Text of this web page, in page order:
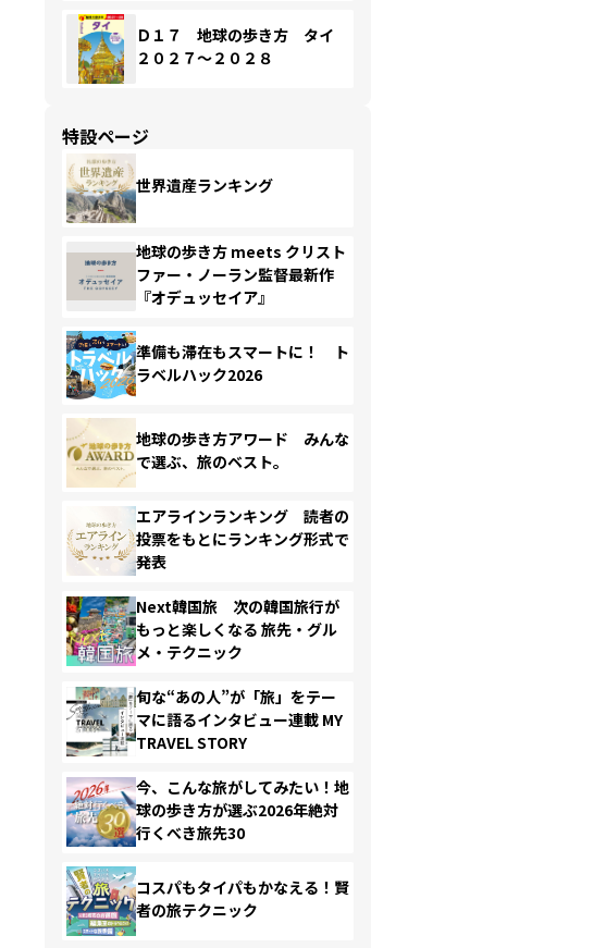
Ｄ１７ 地球の歩き方 タイ
２０２７～２０２８
特設ページ
世界遺産ランキング
地球の歩き方 meets クリスト
ファー・ノーラン監督最新作
『オデュッセイア』
準備も滞在もスマートに！ ト
ラベルハック2026
地球の歩き方アワード みんな
で選ぶ、旅のベスト。
エアラインランキング 読者の
投票をもとにランキング形式で
発表
Next韓国旅 次の韓国旅行が
もっと楽しくなる 旅先・グル
メ・テクニック
旬な“あの人”が「旅」をテー
マに語るインタビュー連載 MY
TRAVEL STORY
今、こんな旅がしてみたい！地
球の歩き方が選ぶ2026年絶対
行くべき旅先30
コスパもタイパもかなえる！賢
者の旅テクニック